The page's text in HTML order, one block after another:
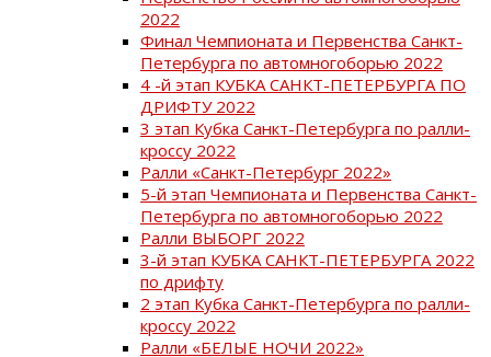
2022
Финал Чемпионата и Первенства Санкт-
Петербурга по автомногоборью 2022
4 -й этап КУБКА САНКТ-ПЕТЕРБУРГА ПО
ДРИФТУ 2022
3 этап Кубка Санкт-Петербурга по ралли-
кроссу 2022
Ралли «Санкт-Петербург 2022»
5-й этап Чемпионата и Первенства Санкт-
Петербурга по автомногоборью 2022
Ралли ВЫБОРГ 2022
3-й этап КУБКА САНКТ-ПЕТЕРБУРГА 2022
по дрифту
2 этап Кубка Санкт-Петербурга по ралли-
кроссу 2022
Ралли «БЕЛЫЕ НОЧИ 2022»